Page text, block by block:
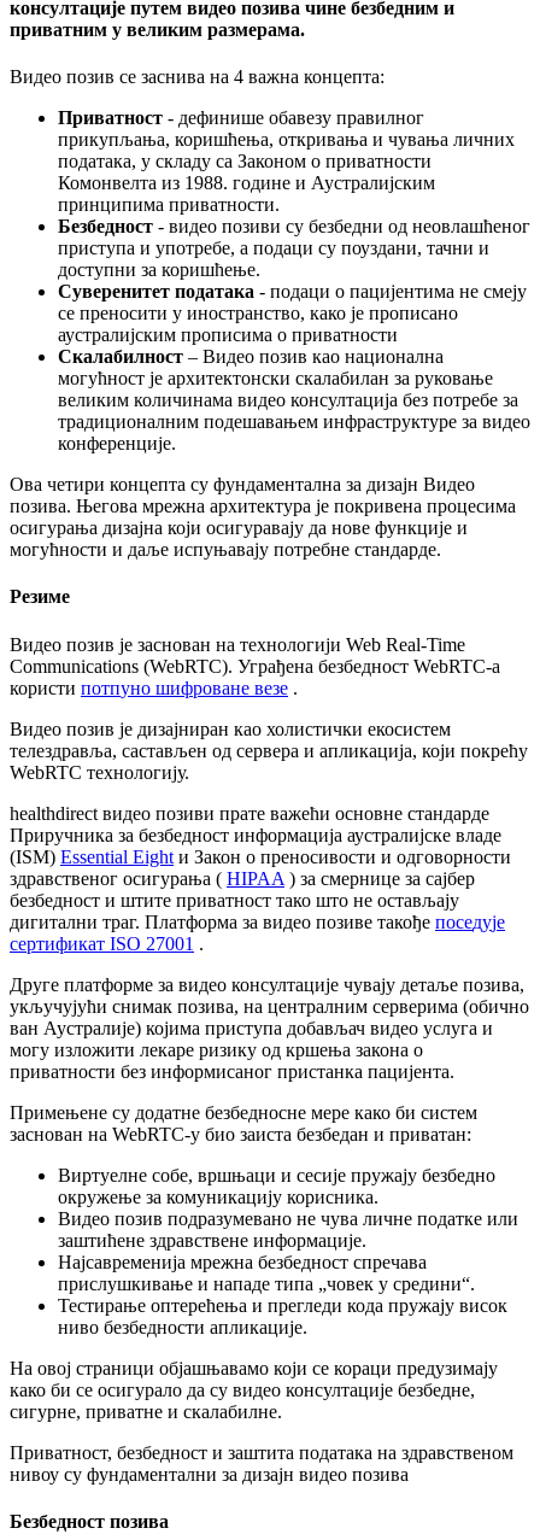
консултације путем видео позива чине безбедним и
приватним у великим размерама.
Видео позив се заснива на 4 важна концепта:
Приватност - дефинише обавезу правилног
прикупљања, коришћења, откривања и чувања личних
података, у складу са Законом о приватности
Комонвелта из 1988. године и Аустралијским
принципима приватности.
Безбедност - видео позиви су безбедни од неовлашћеног
приступа и употребе, а подаци су поуздани, тачни и
доступни за коришћење.
Суверенитет података - подаци о пацијентима не смеју
се преносити у иностранство, како је прописано
аустралијским прописима о приватности
Скалабилност – Видео позив као национална
могућност је архитектонски скалабилан за руковање
великим количинама видео консултација без потребе за
традиционалним подешавањем инфраструктуре за видео
конференције.
Ова четири концепта су фундаментална за дизајн Видео
позива. Његова мрежна архитектура је покривена процесима
осигурања дизајна који осигуравају да нове функције и
могућности и даље испуњавају потребне стандарде.
Резиме
Видео позив је заснован на технологији Web Real-Time
Communications (WebRTC). Уграђена безбедност WebRTC-а
користи потпуно шифроване везе .
Видео позив је дизајниран као холистички екосистем
телездравља, састављен од сервера и апликација, који покрећу
WebRTC технологију.
healthdirect видео позиви прате важећи основне стандарде
Приручника за безбедност информација аустралијске владе
(ISM) Essential Eight и Закон о преносивости и одговорности
здравственог осигурања ( HIPAA ) за смернице за сајбер
безбедност и штите приватност тако што не остављају
дигитални траг. Платформа за видео позиве такође поседује
сертификат ISO 27001 .
Друге платформе за видео консултације чувају детаље позива,
укључујући снимак позива, на централним серверима (обично
ван Аустралије) којима приступа добављач видео услуга и
могу изложити лекаре ризику од кршења закона о
приватности без информисаног пристанка пацијента.
Примењене су додатне безбедносне мере како би систем
заснован на WebRTC-у био заиста безбедан и приватан:
Виртуелне собе, вршњаци и сесије пружају безбедно
окружење за комуникацију корисника.
Видео позив подразумевано не чува личне податке или
заштићене здравствене информације.
Најсавременија мрежна безбедност спречава
прислушкивање и нападе типа „човек у средини“.
Тестирање оптерећења и прегледи кода пружају висок
ниво безбедности апликације.
На овој страници објашњавамо који се кораци предузимају
како би се осигурало да су видео консултације безбедне,
сигурне, приватне и скалабилне.
Приватност, безбедност и заштита података на здравственом
нивоу су фундаментални за дизајн видео позива
Безбедност позива